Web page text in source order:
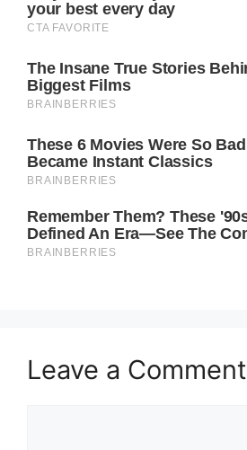
Leave a Comment